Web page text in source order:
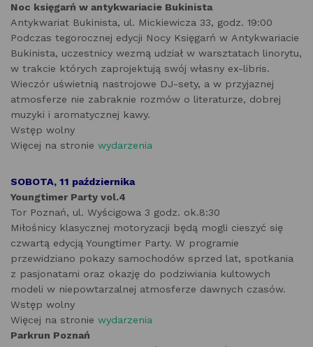
Noc księgarń w antykwariacie Bukinista
Antykwariat Bukinista, ul. Mickiewicza 33, godz. 19:00
Podczas tegorocznej edycji Nocy Księgarń w Antykwariacie
Bukinista, uczestnicy wezmą udział w warsztatach linorytu,
w trakcie których zaprojektują swój własny ex-libris.
Wieczór uświetnią nastrojowe DJ-sety, a w przyjaznej
atmosferze nie zabraknie rozmów o literaturze, dobrej
muzyki i aromatycznej kawy.
Wstęp wolny
Więcej na stronie wydarzenia
SOBOTA, 11 października
Youngtimer Party vol.4
Tor Poznań, ul. Wyścigowa 3 godz. ok.8:30
Miłośnicy klasycznej motoryzacji będą mogli cieszyć się
czwartą edycją Youngtimer Party. W programie
przewidziano pokazy samochodów sprzed lat, spotkania
z pasjonatami oraz okazję do podziwiania kultowych
modeli w niepowtarzalnej atmosferze dawnych czasów.
Wstęp wolny
Więcej na stronie wydarzenia
Parkrun Poznań